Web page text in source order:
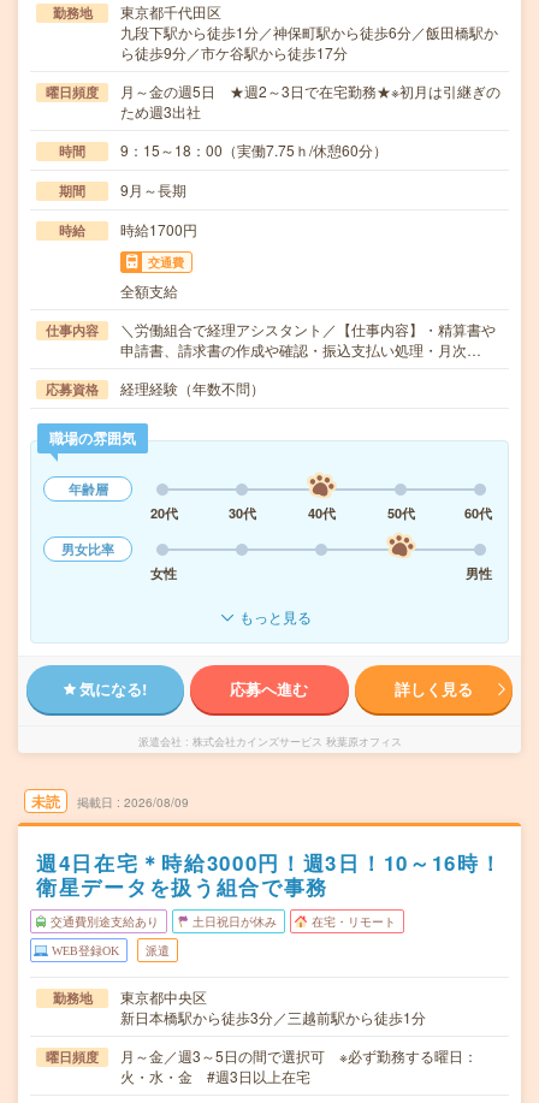
勤務地
東京都千代田区
九段下駅から徒歩1分／神保町駅から徒歩6分／飯田橋駅か
ら徒歩9分／市ケ谷駅から徒歩17分
曜日頻度
月～金の週5日 ★週2～3日で在宅勤務★※初月は引継ぎの
ため週3出社
時間 9：15～18：00（実働7.75ｈ/休憩60分）
期間 9月～長期
時給 時給1700円
交通費
全額支給
仕事内容
＼労働組合で経理アシスタント／【仕事内容】・精算書や
申請書、請求書の作成や確認・振込支払い処理・月次…
応募資格 経理経験（年数不問）
職場の雰囲気
年齢層
20代
30代 40代 50代
60代
男女比率
女性
男性
もっと見る
気になる! 応募へ進む 詳しく見る
派遣会社 株式会社カインズサービス 秋葉原オフィス
未読 掲載日 2026/08/09
週4日在宅＊時給3000円！週3日！10～16時！
衛星データを扱う組合で事務
交通費別途支給あり 土日祝日が休み 在宅・リモート
WEB登録OK 派遣
勤務地
東京都中央区
新日本橋駅から徒歩3分／三越前駅から徒歩1分
曜日頻度
月～金／週3～5日の間で選択可 ※必ず勤務する曜日：
火・水・金 #週3日以上在宅